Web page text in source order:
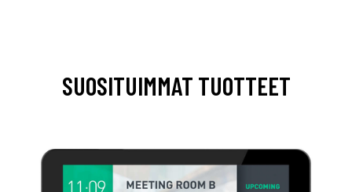
SUOSITUIMMAT TUOTTEET